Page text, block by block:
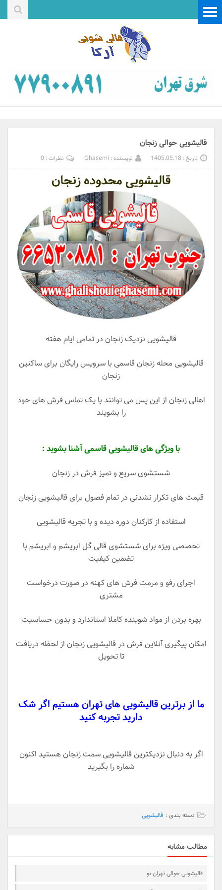
قالیشویی حوالی زنجان
تاریخ : 1405.05.18 نویسنده : Ghasemi نظرات : 0
قالیشویی محدوده زنجان
قالیشویی نزدیک زنجان در تمامی ایام هفته
قالیشویی محله زنجان قاسمی با سرویس رایگان برای ساکنین
زنجان
اهالی زنجان از این پس می توانند با یک تماس فرش های خود
را بشویند
با ویژگی های قالیشویی قاسمی آشنا بشوید :
شستشوی سریع و تمیز فرش در زنجان
قیمت های تکرار نشدنی در تمام فصول برای قالیشویی زنجان
استفاده از کارکنان دوره دیده و با تجریه قالیشویی
تخصصی ویژه برای شستشوی قالی گل ابریشم و ابریشم با
تضمین کیفیت
اجرای رفو و مرمت فرش های کهنه در صورت درخواست
مشتری
بهره بردن از مواد شوینده کاملا استاندارد و بدون حساسیت
امکان پیگیری آنلاین فرش در قالیشویی زنجان از لحظه دریافت
تا تحویل
ما از برترین قالیشویی های تهران هستیم اگر شک
دارید تجربه کنید
اگر به دنبال نزدیکترین قالیشویی سمت زنجان هستید اکنون
شماره را بگیرید
دسته بندی : قالیشویی
مطالب مشابه
قالیشویی حوالی تهران نو